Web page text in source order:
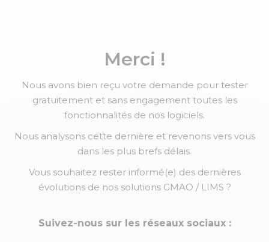
Merci !
Nous avons bien reçu votre demande pour tester
gratuitement et sans engagement toutes les
fonctionnalités de nos logiciels.
Nous analysons cette dernière et revenons vers vous
dans les plus brefs délais.
Vous souhaitez rester informé(e) des dernières
évolutions de nos solutions GMAO / LIMS ?
Suivez-nous sur les réseaux sociaux :